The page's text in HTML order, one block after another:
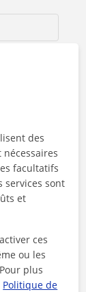
nos
des
facultatifs
services sont
et
ces
ou les
plus
Politique de